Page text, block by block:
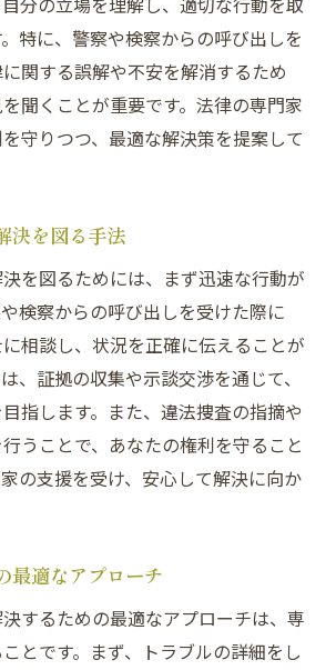
特に、警察や検察からの呼び出しを
関する誤解や不安を解消するため
聞くことが重要です。法律の専門家
守りつつ、最適な解決策を提案して
決を図る手法
を図るためには、まず迅速な行動が
検察からの呼び出しを受けた際に
相談し、状況を正確に伝えることが
、証拠の収集や示談交渉を通じて、
指します。また、違法捜査の指摘や
うことで、あなたの権利を守ること
の支援を受け、安心して解決に向か
最適なアプローチ
するための最適なアプローチは、専
とです。まず、トラブルの詳細をし